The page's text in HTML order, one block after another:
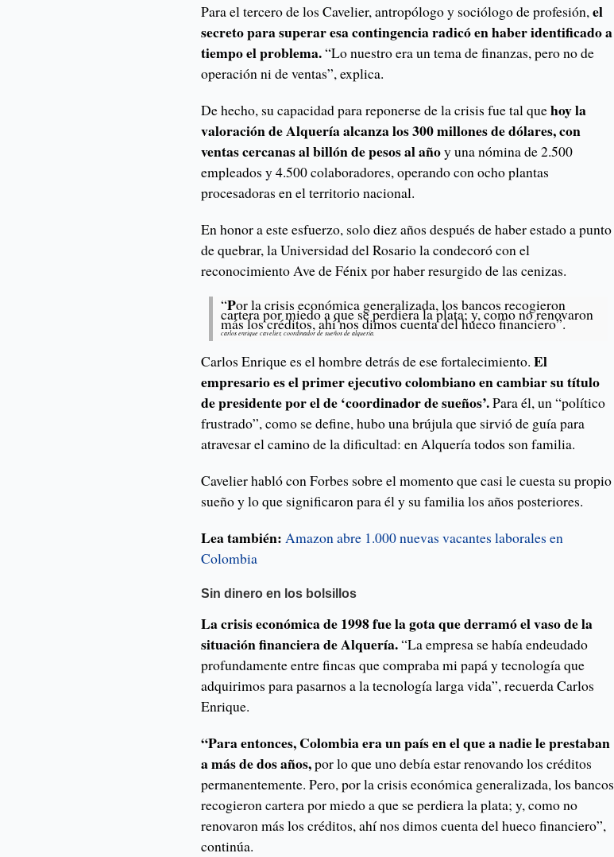
Para el tercero de los Cavelier, antropólogo y sociólogo de profesión,el
secreto para superar esa contingencia radicó en haber identificado a
tiempo el problema.“Lo nuestro era un tema de finanzas, pero no de
operación ni de ventas”, explica.
De hecho, su capacidad para reponerse de la crisis fue tal quehoy la
valoración de Alquería alcanza los 300 millones de dólares, con
ventas cercanas al billón de pesos al añoy una nómina de 2.500
empleados y 4.500 colaboradores, operando con ocho plantas
procesadoras en el territorio nacional.
En honor a este esfuerzo, solo diez años después de haber estado a punto
de quebrar, la Universidad del Rosario la condecoró con el
reconocimiento Ave de Fénix por haber resurgido de las cenizas.
“Por la crisis económica generalizada, los bancos recogieron
cartera por miedo a que se perdiera la plata; y, como no renovaron
más los créditos, ahí nos dimos cuenta del hueco financiero”.
carlos enrique cavelier, coordinador de sueños de alquería.
Carlos Enrique es el hombre detrás de ese fortalecimiento.El
empresario es el primer ejecutivo colombiano en cambiar su título
de presidente por el de ‘coordinador de sueños’.Para él, un “político
frustrado”, como se define, hubo una brújula que sirvió de guía para
atravesar el camino de la dificultad: en Alquería todos son familia.
Cavelier habló con Forbes sobre el momento que casi le cuesta su propio
sueño y lo que significaron para él y su familia los años posteriores.
Lea también:Amazon abre 1.000 nuevas vacantes laborales en
Colombia
Sin dinero en los bolsillos
La crisis económica de 1998 fue la gota que derramó el vaso de la
situación financiera de Alquería.“La empresa se había endeudado
profundamente entre fincas que compraba mi papá y tecnología que
adquirimos para pasarnos a la tecnología larga vida”, recuerda Carlos
Enrique.
“Para entonces, Colombia era un país en el que a nadie le prestaban
a más de dos años,por lo que uno debía estar renovando los créditos
permanentemente. Pero, por la crisis económica generalizada, los bancos
recogieron cartera por miedo a que se perdiera la plata; y, como no
renovaron más los créditos, ahí nos dimos cuenta del hueco financiero”,
continúa.